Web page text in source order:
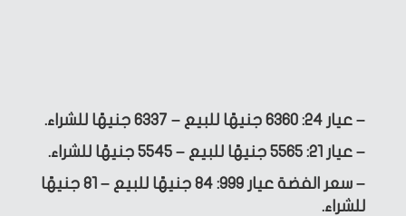
– عيار 24: 6360 جنيهًا للبيع – 6337 جنيهًا للشراء.
– عيار 21: 5565 جنيهًا للبيع – 5545 جنيهًا للشراء.
– سعر الفضة عيار 999: 84 جنيهًا للبيع – 81 جنيهًا
للشراء.